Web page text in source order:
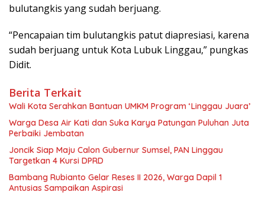
bulutangkis yang sudah berjuang.
“Pencapaian tim bulutangkis patut diapresiasi, karena
sudah berjuang untuk Kota Lubuk Linggau,” pungkas
Didit.
Berita Terkait
Wali Kota Serahkan Bantuan UMKM Program ‘Linggau Juara’
Warga Desa Air Kati dan Suka Karya Patungan Puluhan Juta
Perbaiki Jembatan
Joncik Siap Maju Calon Gubernur Sumsel, PAN Linggau
Targetkan 4 Kursi DPRD
Bambang Rubianto Gelar Reses II 2026, Warga Dapil 1
Antusias Sampaikan Aspirasi